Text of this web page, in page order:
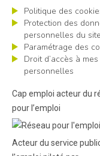
Politique des
Protection des
personnelles du
Paramétrage des
Droit d’accès à
personnelles
Cap emploi acteur du
pour l’emploi
Acteur du service